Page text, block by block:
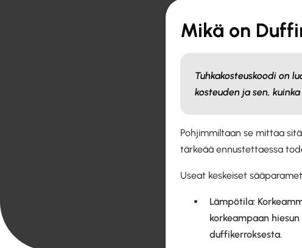
Mikä on
Tuhkakosteuskoodi on
kosteuden ja sen,
Pohjimmiltaan se mittaa
tärkeää ennustettaessa
Useat keskeiset
Lämpötila:
korkeampaan
duffikerroksesta.